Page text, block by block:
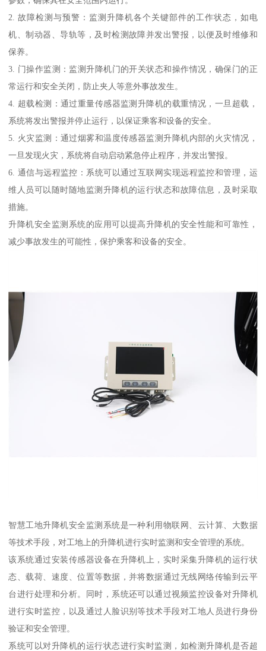
2. 故障检测与预警：监测升降机各个关键部件的工作状态，如电
机、制动器、导轨等，及时检测故障并发出警报，以便及时维修和
保养。
3. 门操作监测：监测升降机门的开关状态和操作情况，确保门的正
常运行和安全关闭，防止夹人等意外事故发生。
4. 超载检测：通过重量传感器监测升降机的载重情况，一旦超载，
系统将发出警报并停止运行，以保证乘客和设备的安全。
5. 火灾监测：通过烟雾和温度传感器监测升降机内部的火灾情况，
一旦发现火灾，系统将自动启动紧急停止程序，并发出警报。
6. 通信与远程监控：系统可以通过互联网实现远程监控和管理，运
维人员可以随时随地监测升降机的运行状态和故障信息，及时采取
措施。
升降机安全监测系统的应用可以提高升降机的安全性能和可靠性，
减少事故发生的可能性，保护乘客和设备的安全。
智慧工地升降机安全监测系统是一种利用物联网、云计算、大数据
等技术手段，对工地上的升降机进行实时监测和安全管理的系统。
该系统通过安装传感器设备在升降机上，实时采集升降机的运行状
态、载荷、速度、位置等数据，并将数据通过无线网络传输到云平
台进行处理和分析。同时，系统还可以通过视频监控设备对升降机
进行实时监控，以及通过人脸识别等技术手段对工地人员进行身份
验证和安全管理。
系统可以对升降机的运行状态进行实时监测，如检测升降机是否超